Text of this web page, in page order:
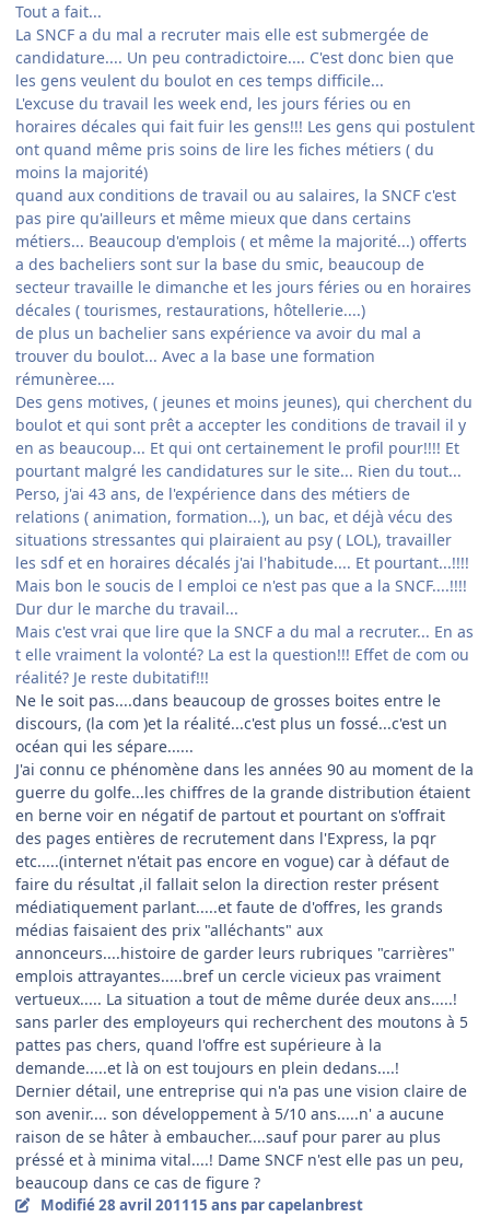
Tout a fait...
La SNCF a du mal a recruter mais elle est submergée de
candidature.... Un peu contradictoire.... C'est donc bien que
les gens veulent du boulot en ces temps difficile...
L'excuse du travail les week end, les jours féries ou en
horaires décales qui fait fuir les gens!!! Les gens qui postulent
ont quand même pris soins de lire les fiches métiers ( du
moins la majorité)
quand aux conditions de travail ou au salaires, la SNCF c'est
pas pire qu'ailleurs et même mieux que dans certains
métiers... Beaucoup d'emplois ( et même la majorité...) offerts
a des bacheliers sont sur la base du smic, beaucoup de
secteur travaille le dimanche et les jours féries ou en horaires
décales ( tourismes, restaurations, hôtellerie....)
de plus un bachelier sans expérience va avoir du mal a
trouver du boulot... Avec a la base une formation
rémunèree....
Des gens motives, ( jeunes et moins jeunes), qui cherchent du
boulot et qui sont prêt a accepter les conditions de travail il y
en as beaucoup... Et qui ont certainement le profil pour!!!! Et
pourtant malgré les candidatures sur le site... Rien du tout...
Perso, j'ai 43 ans, de l'expérience dans des métiers de
relations ( animation, formation...), un bac, et déjà vécu des
situations stressantes qui plairaient au psy ( LOL), travailler
les sdf et en horaires décalés j'ai l'habitude.... Et pourtant...!!!!
Mais bon le soucis de l emploi ce n'est pas que a la SNCF....!!!!
Dur dur le marche du travail...
Mais c'est vrai que lire que la SNCF a du mal a recruter... En as
t elle vraiment la volonté? La est la question!!! Effet de com ou
réalité? Je reste dubitatif!!!
Ne le soit pas....dans beaucoup de grosses boites entre le
discours, (la com )et la réalité...c'est plus un fossé...c'est un
océan qui les sépare......
J'ai connu ce phénomène dans les années 90 au moment de la
guerre du golfe...les chiffres de la grande distribution étaient
en berne voir en négatif de partout et pourtant on s'offrait
des pages entières de recrutement dans l'Express, la pqr
etc.....(internet n'était pas encore en vogue) car à défaut de
faire du résultat ,il fallait selon la direction rester présent
médiatiquement parlant.....et faute de d'offres, les grands
médias faisaient des prix "alléchants" aux
annonceurs....histoire de garder leurs rubriques "carrières"
emplois attrayantes.....bref un cercle vicieux pas vraiment
vertueux..... La situation a tout de même durée deux ans.....!
sans parler des employeurs qui recherchent des moutons à 5
pattes pas chers, quand l'offre est supérieure à la
demande.....et là on est toujours en plein dedans....!
Dernier détail, une entreprise qui n'a pas une vision claire de
son avenir.... son développement à 5/10 ans.....n' a aucune
raison de se hâter à embaucher....sauf pour parer au plus
préssé et à minima vital....! Dame SNCF n'est elle pas un peu,
beaucoup dans ce cas de figure ?
Modifié28 avril 201115 ans par capelanbrest